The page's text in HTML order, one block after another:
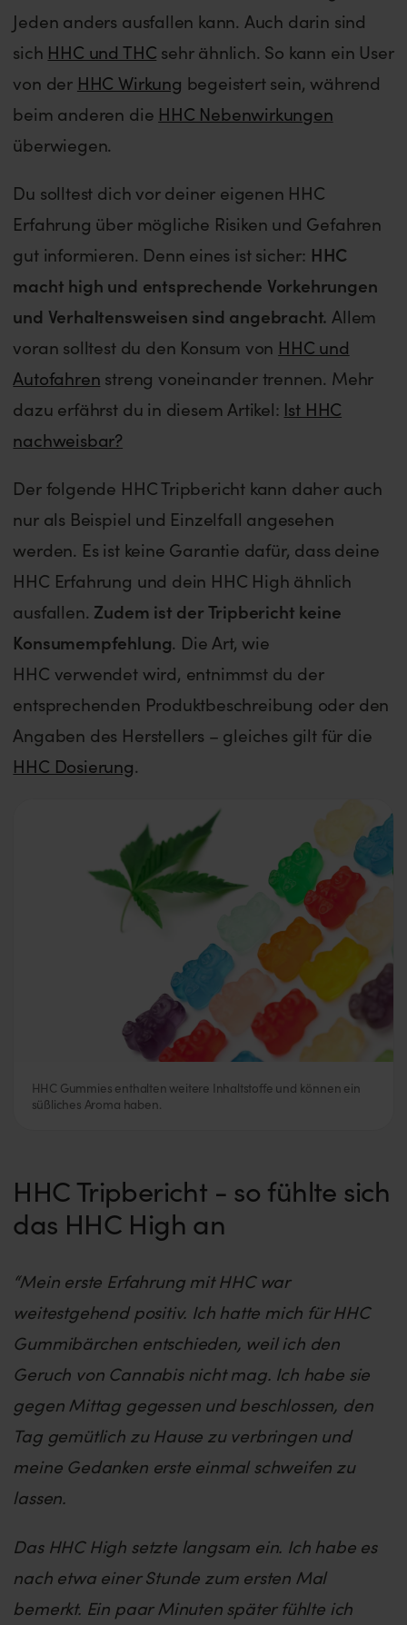
Jeden anders ausfallen kann. Auch darin sind
sich HHC und THC sehr ähnlich. So kann ein User
von der HHC Wirkung begeistert sein, während
beim anderen die HHC Nebenwirkungen
überwiegen.
Du solltest dich vor deiner eigenen HHC
Erfahrung über mögliche Risiken und Gefahren
gut informieren. Denn eines ist sicher: HHC
macht high und entsprechende Vorkehrungen
und Verhaltensweisen sind angebracht. Allem
voran solltest du den Konsum von HHC und
Autofahren streng voneinander trennen. Mehr
dazu erfährst du in diesem Artikel: Ist HHC
nachweisbar?
Der folgende HHC Tripbericht kann daher auch
nur als Beispiel und Einzelfall angesehen
werden. Es ist keine Garantie dafür, dass deine
HHC Erfahrung und dein HHC High ähnlich
ausfallen. Zudem ist der Tripbericht keine
Konsumempfehlung. Die Art, wie
HHC verwendet wird, entnimmst du der
entsprechenden Produktbeschreibung oder den
Angaben des Herstellers – gleiches gilt für die
HHC Dosierung.
HHC Gummies enthalten weitere Inhaltstoffe und können ein
süßliches Aroma haben.
HHC Tripbericht - so fühlte sich
das HHC High an
“Mein erste Erfahrung mit HHC war
weitestgehend positiv. Ich hatte mich für HHC
Gummibärchen entschieden, weil ich den
Geruch von Cannabis nicht mag. Ich habe sie
gegen Mittag gegessen und beschlossen, den
Tag gemütlich zu Hause zu verbringen und
meine Gedanken erste einmal schweifen zu
lassen.
Das HHC High setzte langsam ein. Ich habe es
nach etwa einer Stunde zum ersten Mal
bemerkt. Ein paar Minuten später fühlte ich